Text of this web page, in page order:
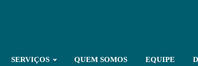
SERVIÇOS QUEM SOMOS EQUIPE